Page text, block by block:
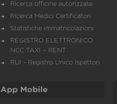
Ricerca officine autorizzate
Ricerca Medici Certificatori
Statistiche immatricolazioni
REGISTRO ELETTRONICO
NCC TAXI – RENT
RUI - Registro Unico Ispettori
App Mobile